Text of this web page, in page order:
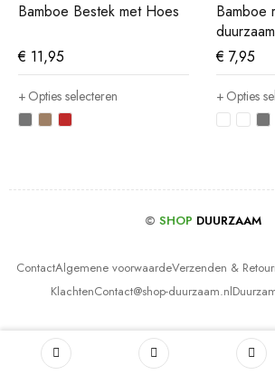
Bamboe Bestek met Hoes
€ 11,95
Opties selecteren
Bamboe
van 6)
€ 7,95
Opties
© SHOP DUURZAAM
ContactAlgemene voorwaardeVerzenden &
KlachtenContact@shop-duurzaam.nl